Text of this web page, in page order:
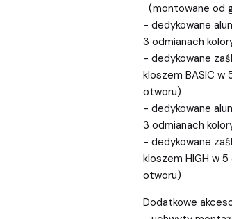
(montowane od
- dedykowane
3 odmianach
- dedykowane
kloszem BASIC
otworu)
- dedykowane
3 odmianach
- dedykowane
kloszem HIGH w
otworu)
Dodatkowe